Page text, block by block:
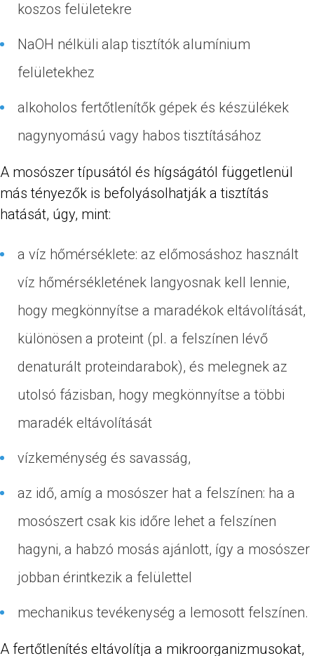
koszos felületekre
NaOH nélküli alap tisztítók alumínium
felületekhez
alkoholos fertőtlenítők gépek és készülékek
nagynyomású vagy habos tisztításához
A mosószer típusától és hígságától függetlenül
más tényezők is befolyásolhatják a tisztítás
hatását, úgy, mint:
a víz hőmérséklete: az előmosáshoz használt
víz hőmérsékletének langyosnak kell lennie,
hogy megkönnyítse a maradékok eltávolítását,
különösen a proteint (pl. a felszínen lévő
denaturált proteindarabok), és melegnek az
utolsó fázisban, hogy megkönnyítse a többi
maradék eltávolítását
vízkeménység és savasság,
az idő, amíg a mosószer hat a felszínen: ha a
mosószert csak kis időre lehet a felszínen
hagyni, a habzó mosás ajánlott, így a mosószer
jobban érintkezik a felülettel
mechanikus tevékenység a lemosott felszínen.
A fertőtlenítés eltávolítja a mikroorganizmusokat,